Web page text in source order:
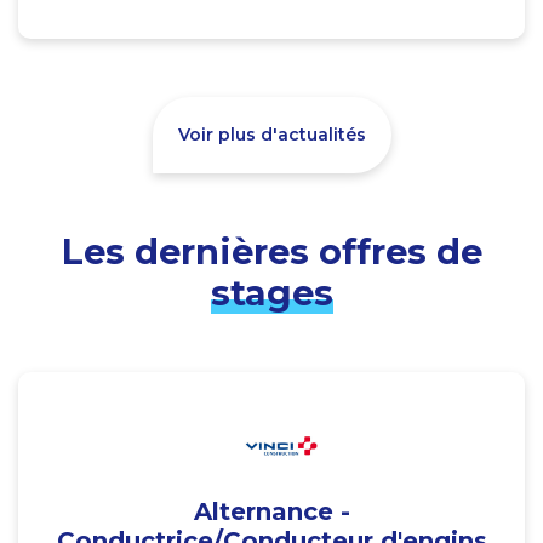
Voir plus d'actualités
Les dernières offres de
stages
Alternance -